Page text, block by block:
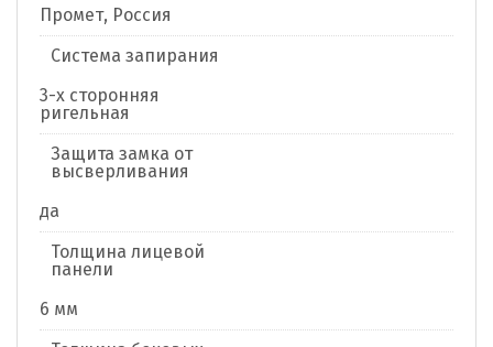
Промет, Россия
Система запирания
3-х сторонняя
ригельная
Защита замка от
высверливания
да
Толщина лицевой
панели
6 мм